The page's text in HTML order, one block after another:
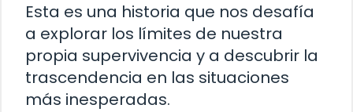
Esta es una historia que nos desafía
a explorar los límites de nuestra
propia supervivencia y a descubrir la
trascendencia en las situaciones
más inesperadas.